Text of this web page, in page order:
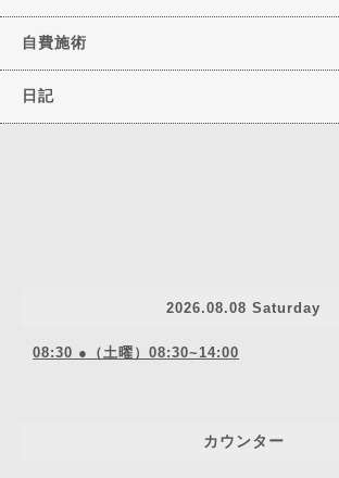
自費施術
日記
2026.08.08 Saturday
08:30 ●（土曜）08:30~14:00
カウンター